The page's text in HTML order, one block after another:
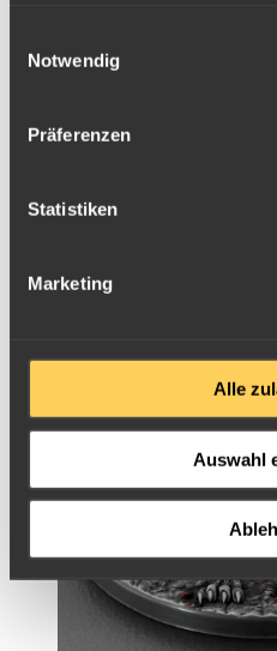
Notwendig
Präferenzen
Statistiken
Marketing
Alle
Auswahl